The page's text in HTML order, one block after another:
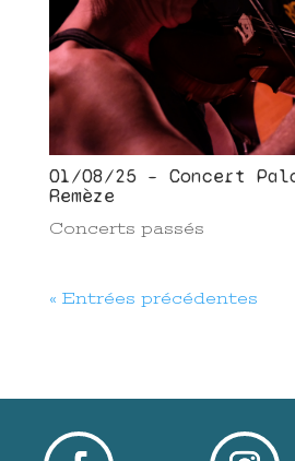
01/08/25 – Concert
Remèze
Concerts passés
« Entrées précédentes